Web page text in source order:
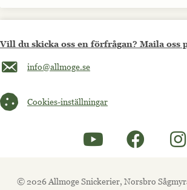
Vill du skicka oss en förfrågan? Maila oss
Maila oss på info@allmoge.se
info@allmoge.se
Cookies-inställningar
Cookies-inställningar
© 2026 Allmoge Snickerier, Norsbro